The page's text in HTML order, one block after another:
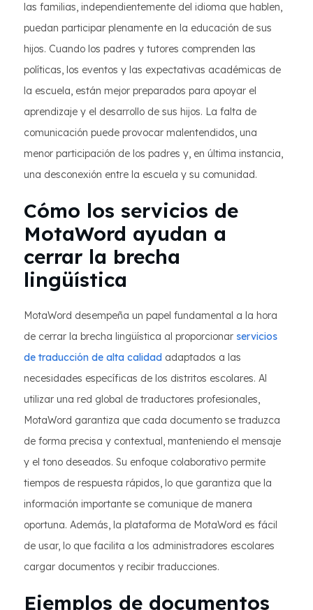
las familias, independientemente del idioma que hablen,
puedan participar plenamente en la educación de sus
hijos. Cuando los padres y tutores comprenden las
políticas, los eventos y las expectativas académicas de
la escuela, están mejor preparados para apoyar el
aprendizaje y el desarrollo de sus hijos. La falta de
comunicación puede provocar malentendidos, una
menor participación de los padres y, en última instancia,
una desconexión entre la escuela y su comunidad.
Cómo los servicios de
MotaWord ayudan a
cerrar la brecha
lingüística
MotaWord desempeña un papel fundamental a la hora
de cerrar la brecha lingüística al proporcionar servicios
de traducción de alta calidad adaptados a las
necesidades específicas de los distritos escolares. Al
utilizar una red global de traductores profesionales,
MotaWord garantiza que cada documento se traduzca
de forma precisa y contextual, manteniendo el mensaje
y el tono deseados. Su enfoque colaborativo permite
tiempos de respuesta rápidos, lo que garantiza que la
información importante se comunique de manera
oportuna. Además, la plataforma de MotaWord es fácil
de usar, lo que facilita a los administradores escolares
cargar documentos y recibir traducciones.
Ejemplos de documentos